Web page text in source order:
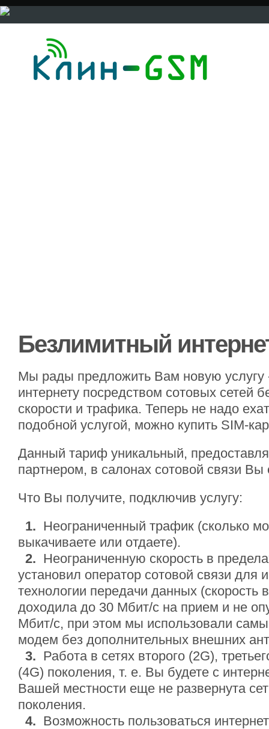
Безлимитный
Мы рады предложить Вам новую услугу
интернету посредством сотовых сетей
скорости и трафика. Теперь не надо
подобной услугой, можно купить SIM-
Данный тариф уникальный,
партнером, в салонах сотовой связи Вы
Что Вы получите, подключив услугу:
1. Неограниченный трафик (сколько
выкачиваете или отдаете).
2. Неограниченную скорость в
установил оператор сотовой связи для
технологии передачи данных (скорость
доходила до 30 Мбит/с на прием и не
Мбит/с, при этом мы использовали
модем без дополнительных внешних
3. Работа в сетях второго (2G),
(4G) поколения, т. е. Вы будете с
Вашей местности еще не развернута
поколения.
4. Возможность пользоваться